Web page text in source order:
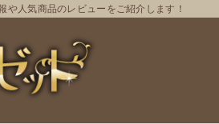
や人気商品のレビューをご紹介します！